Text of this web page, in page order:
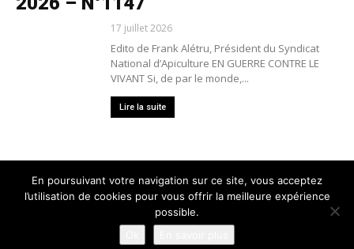
17 juillet 2026
Edito de Frank Alétru, Président du Syndicat
National d’Apiculture EN GUERRE CONTRE LE
VIVANT Si, de par le monde,...
Lire la suite
Nous contacter
Conditions générales de vente
Politique de confidentialité
© 2025 L'Abeille de France - Tous droits réservés
En poursuivant votre navigation sur ce site, vous acceptez
l’utilisation de cookies pour vous offrir la meilleure expérience
possible.